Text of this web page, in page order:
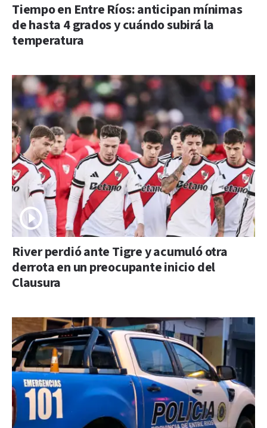
Tiempo en Entre Ríos: anticipan mínimas
de hasta 4 grados y cuándo subirá la
temperatura
River perdió ante Tigre y acumuló otra
derrota en un preocupante inicio del
Clausura